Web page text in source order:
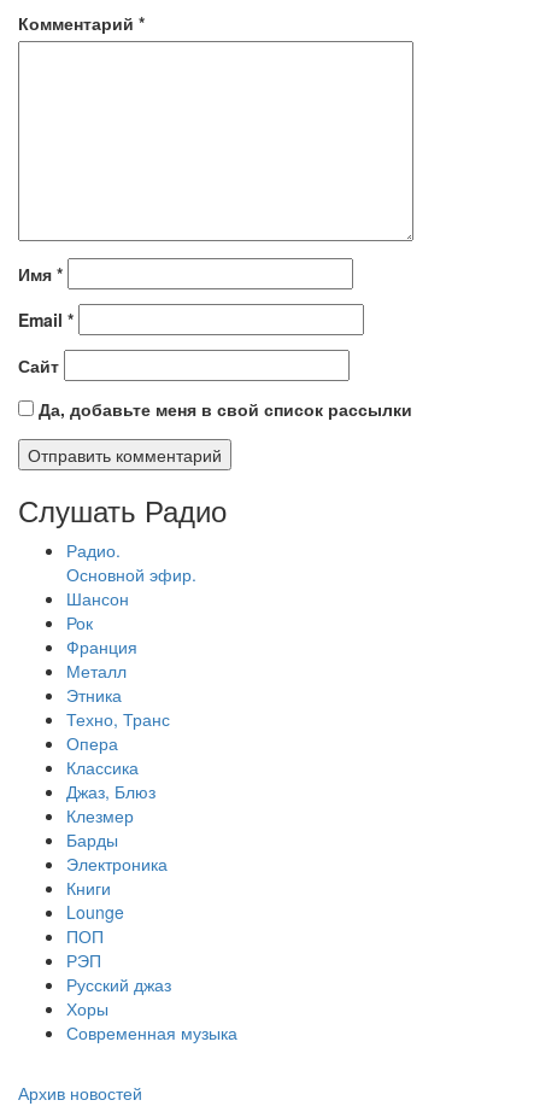
Комментарий *
Имя *
Email *
Сайт
Да, добавьте меня в свой список рассылки
Слушать Радио
Радио.
Основной эфир.
Шансон
Рок
Франция
Металл
Этника
Техно, Транс
Опера
Классика
Джаз, Блюз
Клезмер
Барды
Электроника
Книги
Lounge
ПОП
РЭП
Русский джаз
Хоры
Современная музыка
Архив новостей